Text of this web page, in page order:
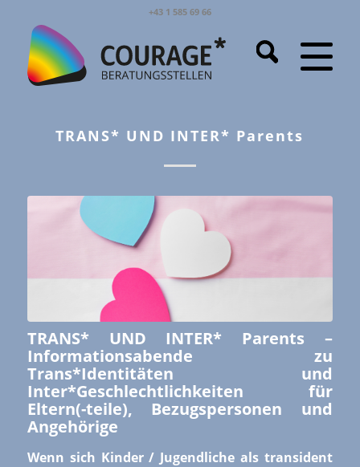
+43 1 585 69 66
TRANS* UND INTER* Parents
TRANS* UND INTER* Parents –
Informationsabende zu
Trans*Identitäten und
Inter*Geschlechtlichkeiten für
Eltern(-teile), Bezugspersonen und
Angehörige
Wenn sich Kinder / Jugendliche als transident